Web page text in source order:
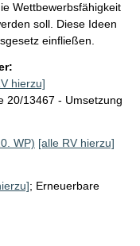
Wettbewerbsfähigkeit
soll. Diese Ideen
einfließen.
hierzu]
20/13467 - Umsetzung
WP) [alle RV hierzu]
; Erneuerbare